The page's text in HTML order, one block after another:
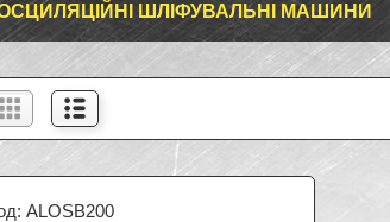
ШЛІФУВАЛЬНІ МАШИНИ
ALOSB200